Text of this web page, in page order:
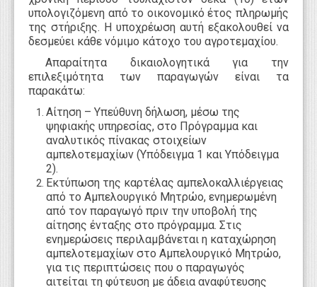
υπολογιζόμενη από το οικονομικό έτος πληρωμής
της στήριξης. Η υποχρέωση αυτή εξακολουθεί να
δεσμεύει κάθε νόμιμο κάτοχο του αγροτεμαχίου.
Απαραίτητα δικαιολογητικά για την
επιλεξιμότητα των παραγωγών είναι τα
παρακάτω:
Αίτηση – Yπεύθυνη δήλωση, μέσω της
ψηφιακής υπηρεσίας, στο Πρόγραμμα και
αναλυτικός πίνακας στοιχείων
αμπελοτεμαχίων (Υπόδειγμα 1 και Υπόδειγμα
2).
Εκτύπωση της καρτέλας αμπελοκαλλιέργειας
από το Αμπελουργικό Μητρώο, ενημερωμένη
από τον παραγωγό πριν την υποβολή της
αίτησης ένταξης στο πρόγραμμα. Στις
ενημερώσεις περιλαμβάνεται η καταχώρηση
αμπελοτεμαχίων στο Αμπελουργικό Μητρώο,
για τις περιπτώσεις που ο παραγωγός
αιτείται τη φύτευση με άδεια αναφύτευσης